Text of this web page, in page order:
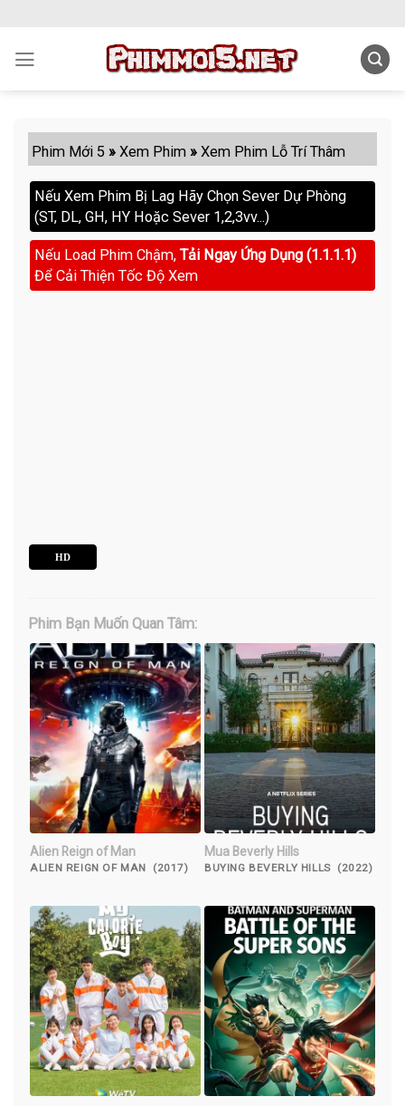
content
Phim Mới 5 »Xem Phim »Xem Phim Lỗ Trí Thâm
Nếu Xem Phim Bị Lag Hãy Chọn Sever Dự Phòng
(ST, DL, GH, HY Hoặc Sever 1,2,3vv...)
Nếu Load Phim Chậm, Tải Ngay Ứng Dụng (1.1.1.1)
Để Cải Thiện Tốc Độ Xem
HD
Phim Bạn Muốn Quan Tâm:
Alien Reign of Man
ALIEN REIGN OF MAN (2017)
Mua Beverly Hills
BUYING BEVERLY HILLS (2022)